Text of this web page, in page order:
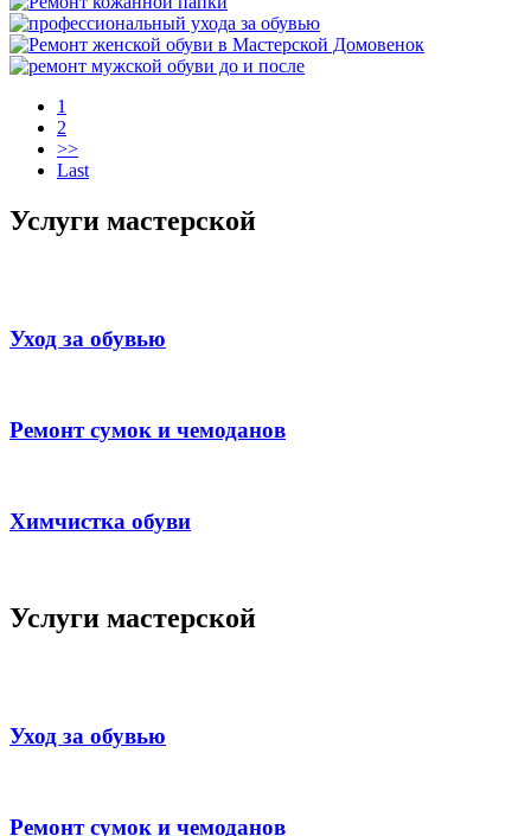
1
2
>>
Last
Услуги мастерской
Уход за обувью
Ремонт сумок и чемоданов
Химчистка обуви
Услуги мастерской
Уход за обувью
Ремонт сумок и чемоданов